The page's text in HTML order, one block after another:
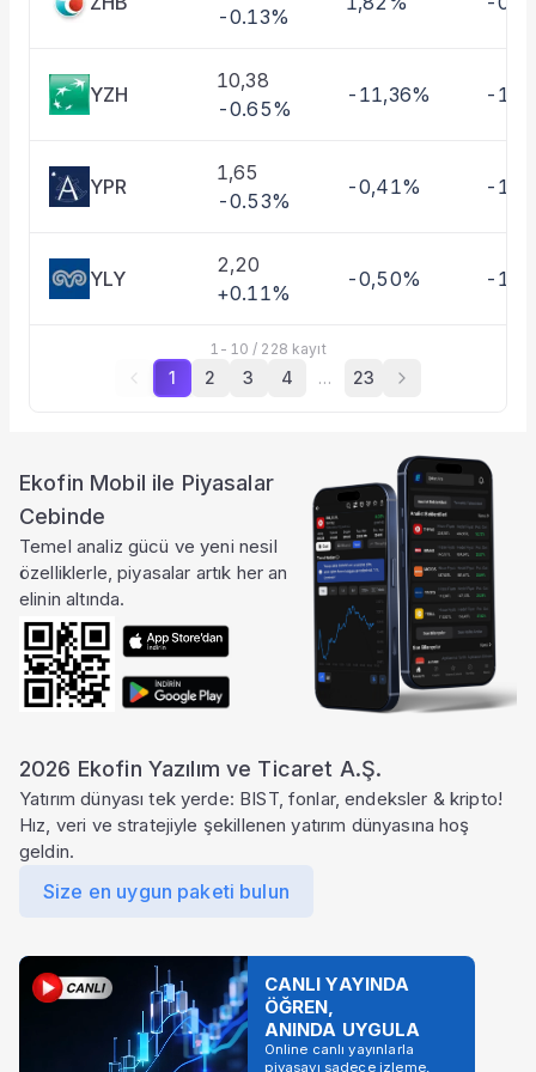
-0.13%
YZH
10,38
-0.65%
-11,36% -
YPR
1,65
-0.53%
-0,41% -
YLY
2,20
+0.11%
-0,50% -
1 - 10 / 228 kayıt
1 2 3 4 … 23
Ekofin Mobil ile Piyasalar
Cebinde
Temel analiz gücü ve yeni nesil
özelliklerle, piyasalar artık her an
elinin altında.
2026 Ekofin Yazılım ve Ticaret A.Ş.
Yatırım dünyası tek yerde: BIST, fonlar, endeksler & kripto!
Hız, veri ve stratejiyle şekillenen yatırım dünyasına hoş
geldin.
Size en uygun paketi bulun
CANLI YAYINDA
ÖĞREN,
ANINDA UYGULA
Online canlı yayınlarla
piyasayı sadece izleme,